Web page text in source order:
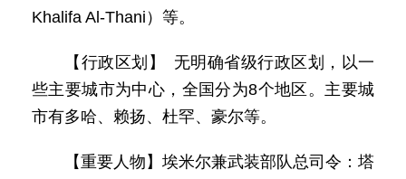
Khalifa Al-Thani）等。
【行政区划】 无明确省级行政区划，以一
些主要城市为中心，全国分为8个地区。主要城
市有多哈、赖扬、杜罕、豪尔等。
【重要人物】埃米尔兼武装部队总司令：塔